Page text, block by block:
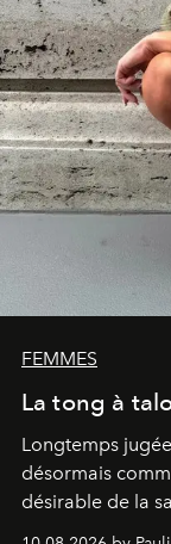
FEMMES
La tong à
Longtemps
désormais
désirable de la